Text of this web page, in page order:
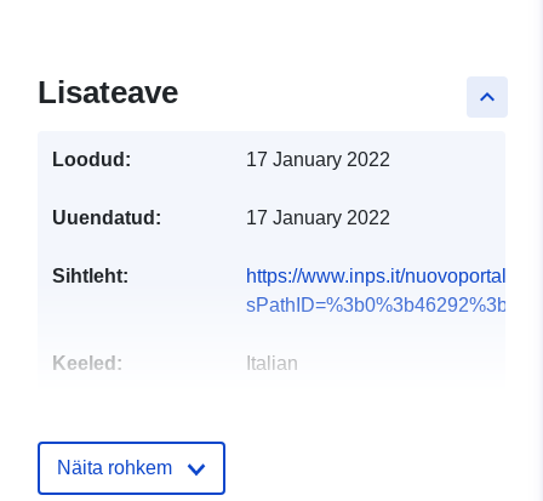
keyboard_arrow_up
Lisateave
Loodud: 17 January 2022
Uuendatud: 17 January 2022
Sihtleht:
https://www.inps.it/
sPathID=%3b0%3b46292%3b&l...
Keeled: Italian
Näita rohkem